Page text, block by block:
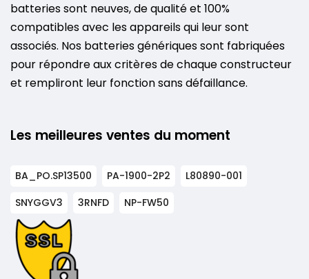
batteries sont neuves, de qualité et 100%
compatibles avec les appareils qui leur sont
associés. Nos batteries génériques sont fabriquées
pour répondre aux critères de chaque constructeur
et rempliront leur fonction sans défaillance.
Les meilleures ventes du moment
BA_PO.SP13500 PA-1900-2P2
L80890-001
SNYGGV3
3RNFD NP-FW50